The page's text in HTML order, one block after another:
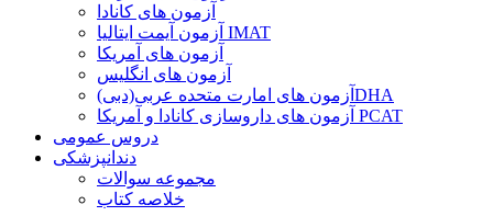
آزمون های کانادا
آزمون آیمت ایتالیا IMAT
آزمون های آمریکا
آزمون های انگلیس
آزمون های امارت متحده عربی(دبی)DHA
آزمون های داروسازی کانادا و آمریکا PCAT
دروس عمومی
دندانپزشکی
مجموعه سوالات
خلاصه کتاب